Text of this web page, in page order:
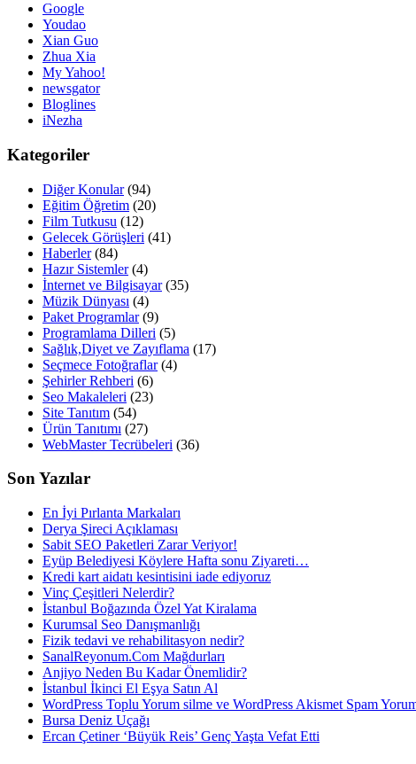
Google
Youdao
Xian Guo
Zhua Xia
My Yahoo!
newsgator
Bloglines
iNezha
Kategoriler
Diğer Konular(94)
Eğitim Öğretim (20)
Film Tutkusu (12)
Gelecek Görüşleri (41)
Haberler(84)
Hazır Sistemler(4)
İnternet ve Bilgisayar(35)
Müzik Dünyası (4)
Paket Programlar(9)
Programlama Dilleri (5)
Sağlık,Diyet ve Zayıflama (17)
Seçmece Fotoğraflar(4)
Şehirler Rehberi (6)
Seo Makaleleri (23)
Site Tanıtım (54)
Ürün Tanıtımı (27)
WebMaster Tecrübeleri (36)
Son Yazılar
En İyi Pırlanta Markaları
Derya Şireci Açıklaması
Sabit SEO Paketleri Zarar Veriyor!
Eyüp Belediyesi Köylere Hafta sonu Ziyareti…
Kredi kart aidatı kesintisini iade ediyoruz
Vinç Çeşitleri Nelerdir?
İstanbul Boğazında Özel Yat Kiralama
Kurumsal Seo Danışmanlığı
Fizik tedavi ve rehabilitasyon nedir?
SanalReyonum.Com Mağdurları
Anjiyo Neden Bu Kadar Önemlidir?
İstanbul İkinci El Eşya Satın Al
WordPress Toplu Yorum silme ve WordPress Akismet Spam
Bursa Deniz Uçağı
Ercan Çetiner ‘Büyük Reis’ Genç Yaşta Vefat Etti